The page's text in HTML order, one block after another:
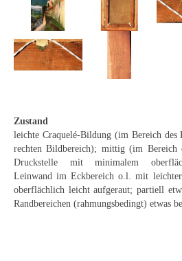
Curt Wittenbecher
Weitere Künstler nach
Unbekannt
Berliner Künstler
Düsseldorfer Künstler
Fränkische Künstler
Zustand
leichte Craquelé-Bildung (im Bereich
rechten Bildbereich); mittig (im Bereich
Druckstelle mit minimalem
Leinwand im Eckbereich o.l. mit
oberflächlich leicht aufgeraut; partiell
Randbereichen (rahmungsbedingt) etwas